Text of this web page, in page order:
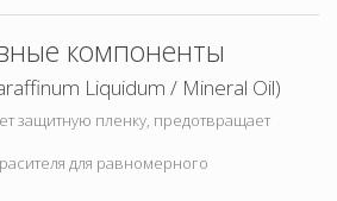
компоненты
Liquidum / Mineral Oil)
защитную пленку, предотвращает
для равномерного